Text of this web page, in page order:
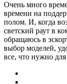
Очень много
времени на
полом. И, когда
светский раут в
обращаюсь в
выбор моделей,
все, что нужно